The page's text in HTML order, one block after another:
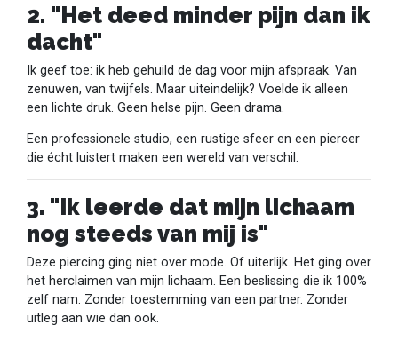
2. "Het deed minder pijn dan ik
dacht"
Ik geef toe: ik heb gehuild de dag voor mijn afspraak. Van
zenuwen, van twijfels. Maar uiteindelijk? Voelde ik alleen
een lichte druk. Geen helse pijn. Geen drama.
Een professionele studio, een rustige sfeer en een piercer
die écht luistert maken een wereld van verschil.
3. "Ik leerde dat mijn lichaam
nog steeds van mij is"
Deze piercing ging niet over mode. Of uiterlijk. Het ging over
het herclaimen van mijn lichaam. Een beslissing die ik 100%
zelf nam. Zonder toestemming van een partner. Zonder
uitleg aan wie dan ook.